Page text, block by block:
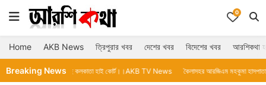
0
Home AKB News ত্রিপুরার খবর দেশের খবর বিদেশের খবর আরশিকথা
Breaking News
চলেছে কলকাতা হাই কোর্ট।।AKB TV News কৈলাসহর আরজিএম মহকুমা হাসপাতালে থার্মোমিটার